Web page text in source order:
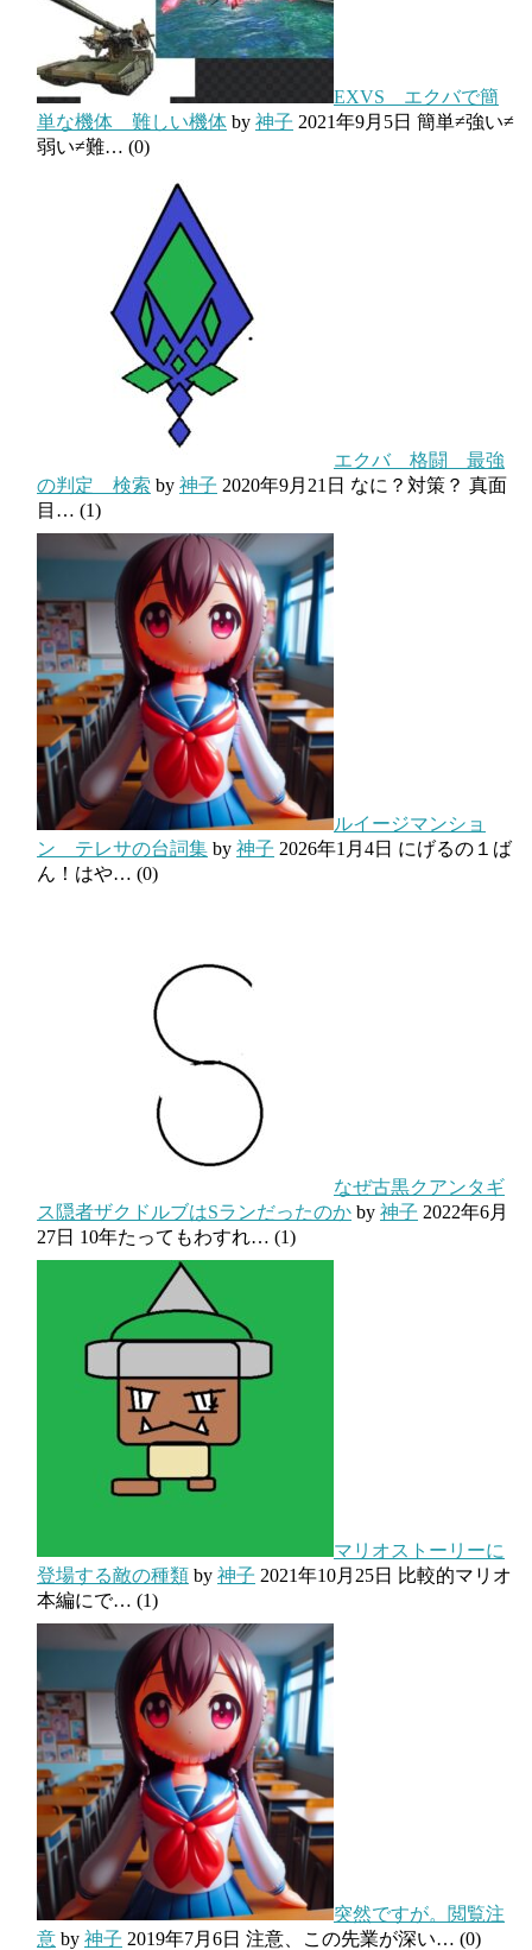
EXVS エクバで簡
単な機体 難しい機体 by 神子 2021年9月5日 簡単≠強い≠
弱い≠難… (0)
エクバ 格闘 最強
の判定 検索 by 神子 2020年9月21日 なに？対策？ 真面
目… (1)
ルイージマンショ
ン テレサの台詞集 by 神子 2026年1月4日 にげるの１ば
ん！はや… (0)
なぜ古黒クアンタギ
ス隠者ザクドルブはSランだったのか by 神子 2022年6月
27日 10年たってもわすれ… (1)
マリオストーリーに
登場する敵の種類 by 神子 2021年10月25日 比較的マリオ
本編にで… (1)
突然ですが。閲覧注
意 by 神子 2019年7月6日 注意、この先業が深い… (0)